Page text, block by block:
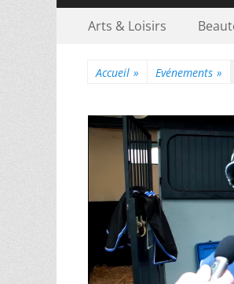
principal
contenu
Menu
Arts & Loisirs
Accueil » Evénements »